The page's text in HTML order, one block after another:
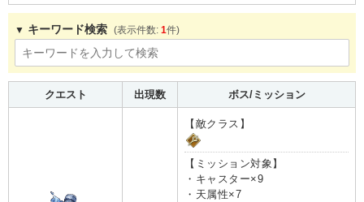
キーワード検索 1
クエスト 出現数 ボス/ミッション
【敵クラス】
【ミッション対象】
・キャスター×9
・天属性×7